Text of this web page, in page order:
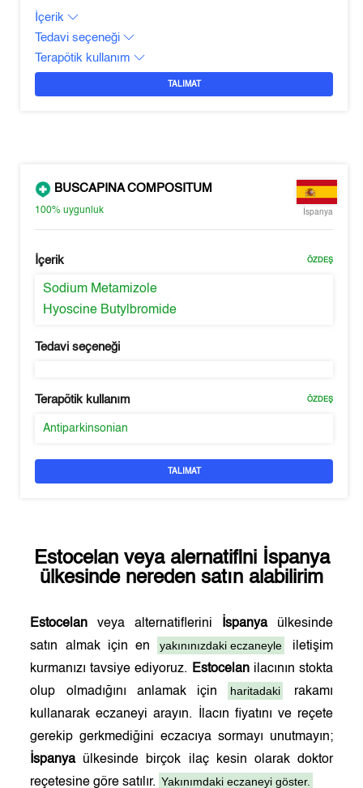
İçerik
Tedavi seçeneği
Terapötik kullanım
TALIMAT
BUSCAPINA COMPOSITUM
100%uygunluk İspanya
İçerik ÖZDEŞ
Sodium Metamizole
Hyoscine Butylbromide
Tedavi seçeneği
Terapötik kullanım ÖZDEŞ
Antiparkinsonian
TALIMAT
Estocelanveya alernatifini İspanya
ülkesinde nereden satın alabilirim
Estocelan veya alternatiflerini İspanyaülkesinde
satın almak için en
yakınınızdaki eczaneyle
iletişim
kurmanızı tavsiye ediyoruz.
Estocelanilacının stokta
olup olmadığını anlamak için
haritadaki
rakamı
kullanarak eczaneyi arayın. İlacın fiyatını ve reçete
gerekip gerkmediğini eczacıya sormayı unutmayın;
İspanyaülkesinde birçok ilaç kesin olarak doktor
reçetesine göre satılır. Yakınımdaki eczaneyi göster.